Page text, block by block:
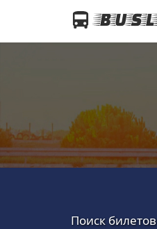
Поиск билетов